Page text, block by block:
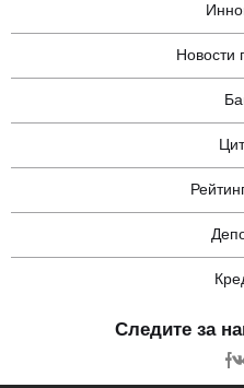
Новости
Следите за